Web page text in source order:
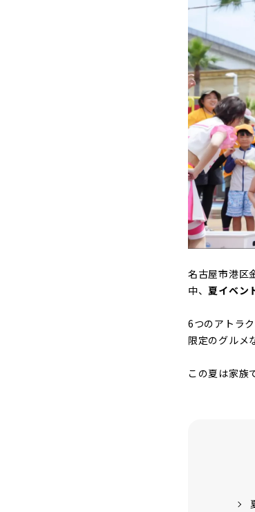
名古屋市港区
中、夏イベン
6つのアトラ
限定のグルメ
この夏は家族